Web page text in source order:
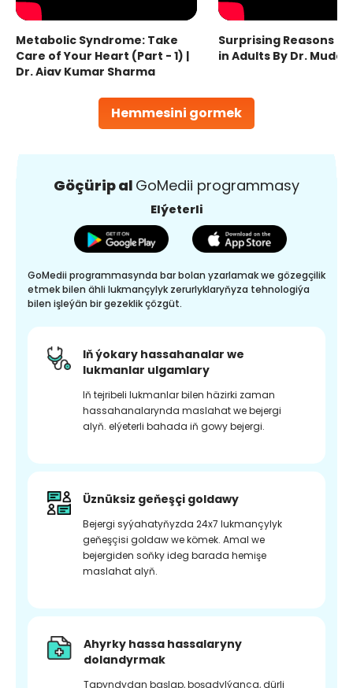
Hemmesini gormek
Metabolic Syndrome: Take
Care of Your Heart (Part - 1) |
Dr. Ajay Kumar Sharma
Surprising Reasons
in Adults By Dr.
Göçürip al GoMedii programmasy
Elýeterli
GoMedii programmasynda bar bolan yzarlamak we gözegçilik
etmek bilen ähli lukmançylyk zerurlyklaryňyza tehnologiýa
bilen işleýän bir gezeklik çözgüt.
Iň ýokary hassahanalar we
lukmanlar ulgamlary
Iň tejribeli lukmanlar bilen häzirki zaman
hassahanalarynda maslahat we bejergi
alyň. elýeterli bahada iň gowy bejergi.
Üznüksiz geňeşçi goldawy
Bejergi syýahatyňyzda 24x7 lukmançylyk
geňeşçisi goldaw we kömek. Amal we
bejergiden soňky ideg barada hemişe
maslahat alyň.
Ahyrky hassa hassalaryny
dolandyrmak
Tapyndydan başlap, boşadylýança, dürli